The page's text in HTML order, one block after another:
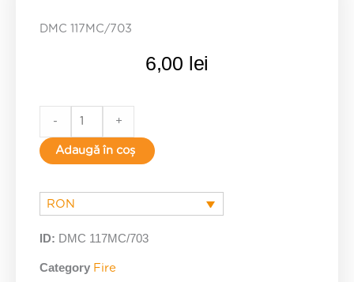
DMC 117MC/703
6,00 lei
quantity
- +
Adaugă în coș
RON
ID: DMC 117MC/703
Category Fire